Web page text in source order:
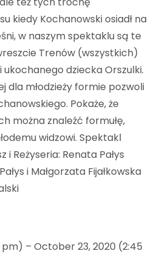
kiedy Kochanowski osiadł na
w naszym spektaklu są te
Trenów (wszystkich)
dziecka Orszulki.
dla młodzieży formie pozwoli
Pokaże, że
można znaleźć formułę,
widzowi. Spektakl
i Reżyseria: Renata Pałys
i Małgorzata Fijałkowska
– October 23, 2020 (2:45